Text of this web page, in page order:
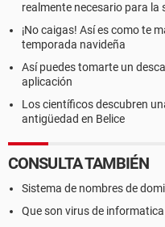
realmente necesario para la
¡No caigas! Así es como te
temporada navideña
Así puedes tomarte un
aplicación
Los científicos descubren
antigüedad en Belice
CONSULTA TAMBIÉN
Sistema de nombres de
Que son virus de informatica